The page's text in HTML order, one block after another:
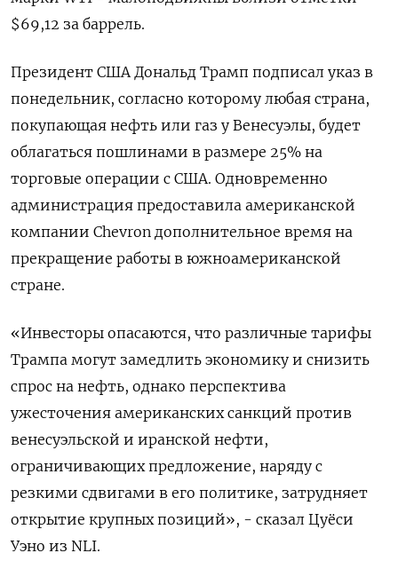
$69,12 за баррель.
Президент США Дональд Трамп подписал указ в
понедельник, согласно которому любая страна,
покупающая нефть или газ у Венесуэлы, будет
облагаться пошлинами в размере 25% на
торговые операции с США. Одновременно
администрация предоставила американской
компании Chevron дополнительное время на
прекращение работы в южноамериканской
стране.
«Инвесторы опасаются, что различные тарифы
Трампа могут замедлить экономику и снизить
спрос на нефть, однако перспектива
ужесточения американских санкций против
венесуэльской и иранской нефти,
ограничивающих предложение, наряду с
резкими сдвигами в его политике, затрудняет
открытие крупных позиций», - сказал Цуёси
Уэно из NLI.